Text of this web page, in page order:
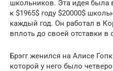
школьников. Эта идея была
к $1965$ году $20000$
каждый год. Он работал в
вплоть до своей отставки в
Брэгг женился на Алисе
которой у него было